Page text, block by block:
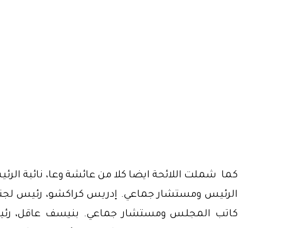
كما شملت اللائحة ايضا كلا من عائشة وعا، نائبة
الرئيس ومستشار جماعي. إدريس كراكشو، رئيس
كاتب المجلس ومستشار جماعي. بنيسف عاقل،